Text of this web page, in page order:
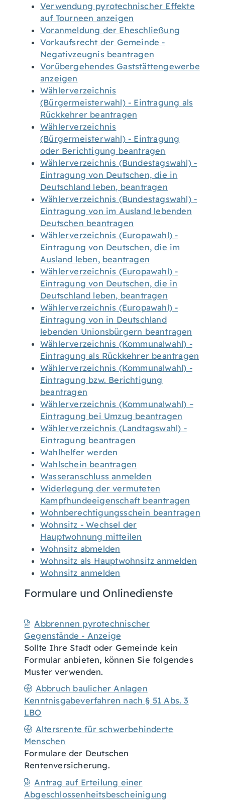
Verwendung pyrotechnischer Effekte
auf Tourneen anzeigen
Voranmeldung der Eheschließung
Vorkaufsrecht der Gemeinde -
Negativzeugnis beantragen
Vorübergehendes Gaststättengewerbe
anzeigen
Wählerverzeichnis
(Bürgermeisterwahl) - Eintragung als
Rückkehrer beantragen
Wählerverzeichnis
(Bürgermeisterwahl) - Eintragung
oder Berichtigung beantragen
Wählerverzeichnis (Bundestagswahl) -
Eintragung von Deutschen, die in
Deutschland leben, beantragen
Wählerverzeichnis (Bundestagswahl) -
Eintragung von im Ausland lebenden
Deutschen beantragen
Wählerverzeichnis (Europawahl) -
Eintragung von Deutschen, die im
Ausland leben, beantragen
Wählerverzeichnis (Europawahl) -
Eintragung von Deutschen, die in
Deutschland leben, beantragen
Wählerverzeichnis (Europawahl) -
Eintragung von in Deutschland
lebenden Unionsbürgern beantragen
Wählerverzeichnis (Kommunalwahl) -
Eintragung als Rückkehrer beantragen
Wählerverzeichnis (Kommunalwahl) -
Eintragung bzw. Berichtigung
beantragen
Wählerverzeichnis (Kommunalwahl) –
Eintragung bei Umzug beantragen
Wählerverzeichnis (Landtagswahl) -
Eintragung beantragen
Wahlhelfer werden
Wahlschein beantragen
Wasseranschluss anmelden
Widerlegung der vermuteten
Kampfhundeeigenschaft beantragen
Wohnberechtigungsschein beantragen
Wohnsitz - Wechsel der
Hauptwohnung mitteilen
Wohnsitz abmelden
Wohnsitz als Hauptwohnsitz anmelden
Wohnsitz anmelden
Formulare und Onlinedienste
Abbrennen pyrotechnischer
Gegenstände - Anzeige
Sollte Ihre Stadt oder Gemeinde kein
Formular anbieten, können Sie folgendes
Muster verwenden.
Abbruch baulicher Anlagen
Kenntnisgabeverfahren nach § 51 Abs. 3
LBO
Altersrente für schwerbehinderte
Menschen
Formulare der Deutschen
Rentenversicherung.
Antrag auf Erteilung einer
Abgeschlossenheitsbescheinigung